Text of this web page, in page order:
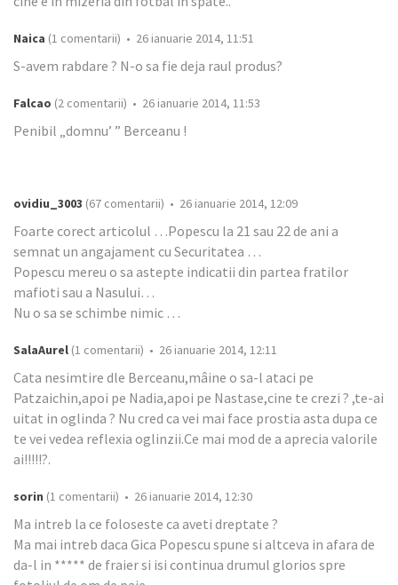
Naica (1 comentarii) • 26 ianuarie 2014, 11:51
S-avem rabdare ? N-o sa fie deja raul produs?
Falcao (2 comentarii) • 26 ianuarie 2014, 11:53
Penibil „domnu’ ” Berceanu !
ovidiu_3003 (67 comentarii) • 26 ianuarie 2014, 12:09
Foarte corect articolul …Popescu la 21 sau 22 de ani a
semnat un angajament cu Securitatea …
Popescu mereu o sa astepte indicatii din partea fratilor
mafioti sau a Nasului…
Nu o sa se schimbe nimic …
SalaAurel (1 comentarii) • 26 ianuarie 2014, 12:11
Cata nesimtire dle Berceanu,mâine o sa-l ataci pe
Patzaichin,apoi pe Nadia,apoi pe Nastase,cine te crezi ? ,te-ai
uitat in oglinda ? Nu cred ca vei mai face prostia asta dupa ce
te vei vedea reflexia oglinzii.Ce mai mod de a aprecia valorile
ai!!!!!?.
sorin (1 comentarii) • 26 ianuarie 2014, 12:30
Ma intreb la ce foloseste ca aveti dreptate ?
Ma mai intreb daca Gica Popescu spune si altceva in afara de
da-l in ***** de fraier si isi continua drumul glorios spre